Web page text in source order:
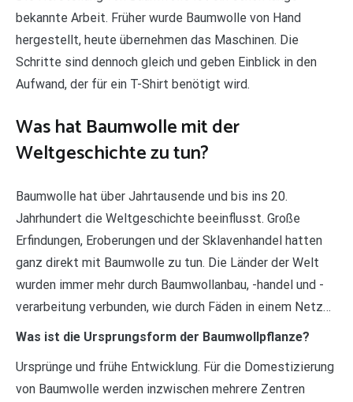
bekannte Arbeit. Früher wurde Baumwolle von Hand
hergestellt, heute übernehmen das Maschinen. Die
Schritte sind dennoch gleich und geben Einblick in den
Aufwand, der für ein T-Shirt benötigt wird.
Was hat Baumwolle mit der
Weltgeschichte zu tun?
Baumwolle hat über Jahrtausende und bis ins 20.
Jahrhundert die Weltgeschichte beeinflusst. Große
Erfindungen, Eroberungen und der Sklavenhandel hatten
ganz direkt mit Baumwolle zu tun. Die Länder der Welt
wurden immer mehr durch Baumwollanbau, -handel und -
verarbeitung verbunden, wie durch Fäden in einem Netz…
Was ist die Ursprungsform der Baumwollpflanze?
Ursprünge und frühe Entwicklung. Für die Domestizierung
von Baumwolle werden inzwischen mehrere Zentren